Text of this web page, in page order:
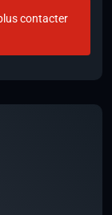
contacter